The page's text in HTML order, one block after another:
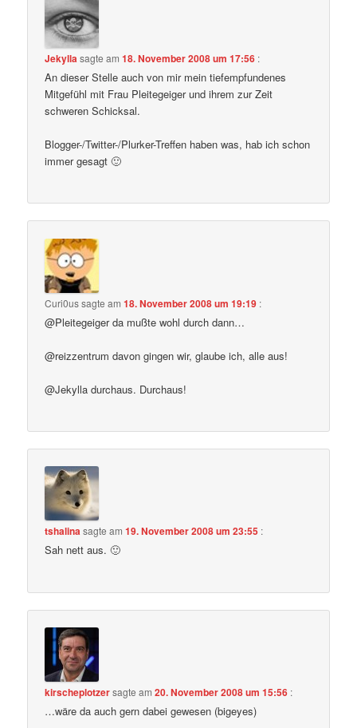
Jekyllasagte am18. November 2008 um 17:56 :
An dieser Stelle auch von mir mein tiefempfundenes
Mitgefühl mit Frau Pleitegeiger und ihrem zur Zeit
schweren Schicksal.
Blogger-/Twitter-/Plurker-Treffen haben was, hab ich schon
immer gesagt 🙂
Curi0ussagte am18. November 2008 um 19:19 :
@Pleitegeiger da mußte wohl durch dann…
@reizzentrum davon gingen wir, glaube ich, alle aus!
@Jekylla durchaus. Durchaus!
tshalinasagte am19. November 2008 um 23:55 :
Sah nett aus. 🙂
kirscheplotzersagte am20. November 2008 um 15:56 :
…wäre da auch gern dabei gewesen (bigeyes)